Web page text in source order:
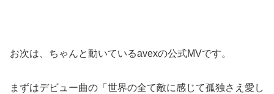
お次は、ちゃんと動いているavexの公式MVです。
まずはデビュー曲の「世界の全て敵に感じて孤独さえ愛し